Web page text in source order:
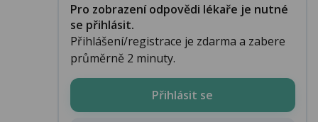
Pro zobrazení odpovědi lékaře je nutné
se přihlásit.
Přihlášení/registrace je zdarma a zabere
průměrně 2 minuty.
Přihlásit se